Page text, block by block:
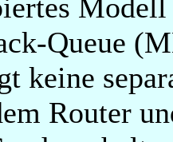
Queue
keine
Router